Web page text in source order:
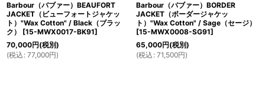
Barbour（バブァー）BEAUFORT
JACKET（ビューフォートジャケッ
ト）"Wax Cotton" / Black（ブラッ
ク）
[15-MWX0017-BK91]
70,000円(税別)
(税込 : 77,000円)
Barbour（バブァー）BORDER
JACKET（ボーダージャケッ
ト）"Wax Cotton" / Sage（セージ）
[15-MWX0008-SG91]
65,000円(税別)
(税込 : 71,500円)